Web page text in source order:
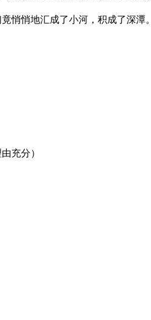
悄悄地汇成了小河，积成了深潭。
由充分）